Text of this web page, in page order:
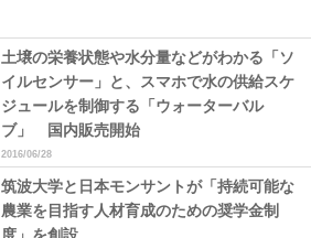
土壌の栄養状態や水分量などがわかる「ソ
イルセンサー」と、スマホで水の供給スケ
ジュールを制御する「ウォーターバル
ブ」 国内販売開始
2016/06/28
筑波大学と日本モンサントが「持続可能な
農業を目指す人材育成のための奨学金制